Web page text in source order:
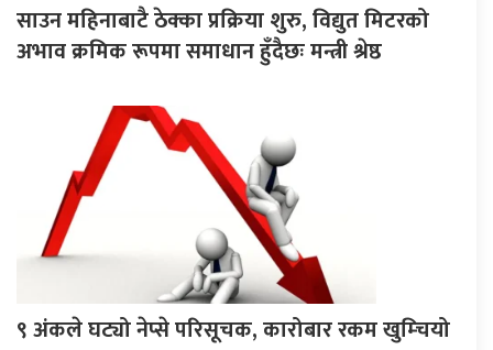
साउन महिनाबाटै ठेक्का प्रक्रिया शुरु, विद्युत मिटरको
अभाव क्रमिक रूपमा समाधान हुँदैछः मन्त्री श्रेष्ठ
९ अंकले घट्यो नेप्से परिसूचक, कारोबार रकम खुम्चियो